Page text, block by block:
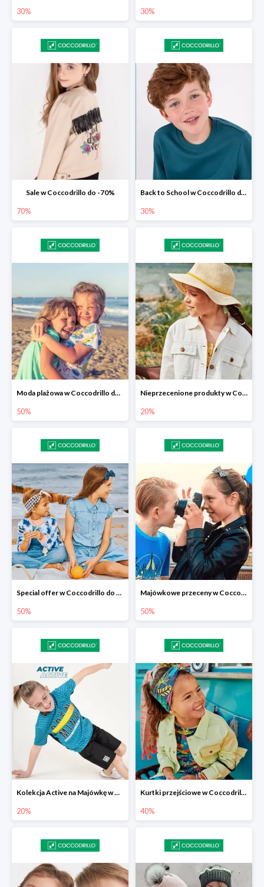
30% 30%
Sale w Coccodrillo do -70%
70%
Back to School w Coccodrillo do -30%
30%
Moda plażowa w Coccodrillo do -50%
50%
Nieprzecenione produkty w Coccodrillo -20%
20%
Special offer w Coccodrillo do -50%
50%
Majówkowe przeceny w Coccodrillo do -50%
50%
Kolekcja Active na Majówkę w Coccodrillo -20%
20%
Kurtki przejściowe w Coccodrillo do -40%
40%